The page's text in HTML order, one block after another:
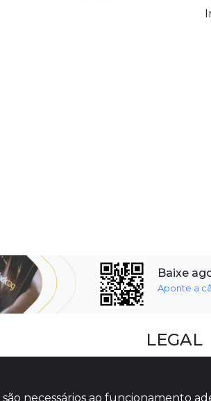
Baixe
Aponte a
LEGAL
necessários ao funcionamento